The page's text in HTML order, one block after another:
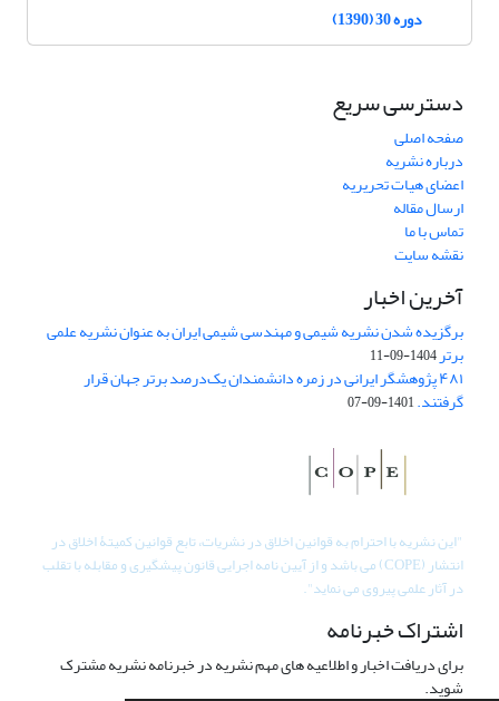
دوره 30 (1390)
دسترسی سریع
صفحه اصلی
درباره نشریه
اعضای هیات تحریریه
ارسال مقاله
تماس با ما
نقشه سایت
آخرین اخبار
برگزیده شدن نشریه شیمی و مهندسی شیمی ایران به عنوان نشریه علمی
برتر1404-09-11
۴۸۱ پژوهشگر ایرانی در زمره دانشمندان یک‌درصد برتر جهان قرار
گرفتند.1401-09-07
"این نشریه با احترام به قوانین اخلاق در نشریات، تابع قوانین کمیتۀ اخلاق در
انتشار (COPE) می باشد و از آیین نامه اجرایی قانون پیشگیری و مقابله با تقلب
در آثار علمی پیروی می نماید".
اشتراک خبرنامه
برای دریافت اخبار و اطلاعیه های مهم نشریه در خبرنامه نشریه مشترک
شوید.